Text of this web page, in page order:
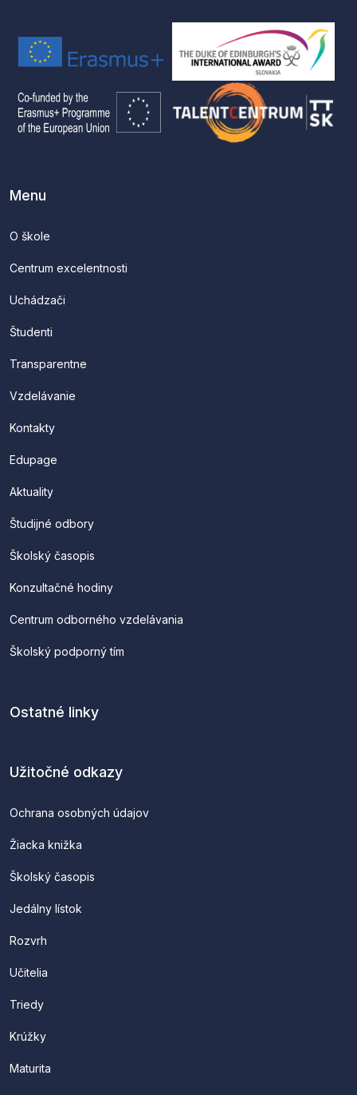
Menu
O škole
Centrum excelentnosti
Uchádzači
Študenti
Transparentne
Vzdelávanie
Kontakty
Edupage
Aktuality
Študijné odbory
Školský časopis
Konzultačné hodiny
Centrum odborného vzdelávania
Školský podporný tím
Ostatné linky
Užitočné odkazy
Ochrana osobných údajov
Žiacka knižka
Školský časopis
Jedálny lístok
Rozvrh
Učitelia
Triedy
Krúžky
Maturita